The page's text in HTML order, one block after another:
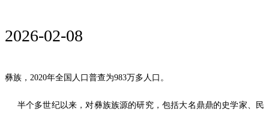
2026-02-08
彝族，2020年全国人口普查为983万多人口。
半个多世纪以来，对彝族族源的研究，包括大名鼎鼎的史学家、民